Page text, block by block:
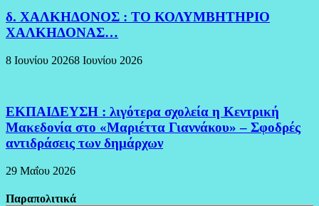
δ. ΧΑΛΚΗΔΟΝΟΣ : ΤΟ ΚΟΛΥΜΒΗΤΗΡΙΟ
ΧΑΛΚΗΔΟΝΑΣ…
8 Ιουνίου 20268 Ιουνίου 2026
ΕΚΠΑΙΔΕΥΣΗ : λιγότερα σχολεία η Κεντρική
Μακεδονία στο «Μαριέττα Γιαννάκου» – Σφοδρές
αντιδράσεις των δημάρχων
29 Μαΐου 2026
Παραπολιτικά